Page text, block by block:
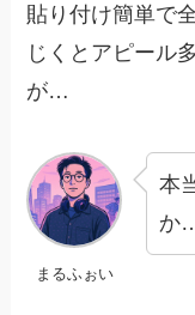
貼り付け簡単で
じくとアピール
が…
まるふぉい
本
か